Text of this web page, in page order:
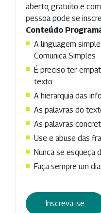
aberto, gratuito e
pessoa pode se
Conteúdo
A linguagem
Comunica Simples
É preciso ter
texto
A hierarquia das
As palavras do
As palavras
Use e abuse das
Nunca se esqueça
Faça sempre um
Inscreva-se